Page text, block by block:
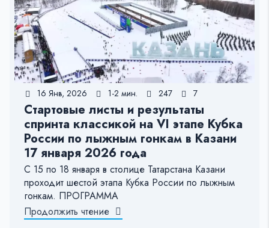
16 Янв, 2026 1-2 мин. 247 7
Стартовые листы и результаты
спринта классикой на VI этапе Кубка
России по лыжным гонкам в Казани
17 января 2026 года
С 15 по 18 января в столице Татарстана Казани
проходит шестой этапа Кубка России по лыжным
гонкам. ПРОГРАММА
Продолжить чтение